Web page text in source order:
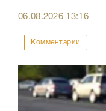
06.08.2026 13:16
Комментарии